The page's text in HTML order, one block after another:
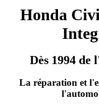
Honda
Dès 1994 de
La réparation et